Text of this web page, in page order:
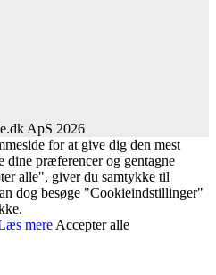
ApS 2026
for at give dig den mest
dine præferencer og gentagne
alle", giver du samtykke til
dog besøge "Cookieindstillinger"
mere Accepter alle